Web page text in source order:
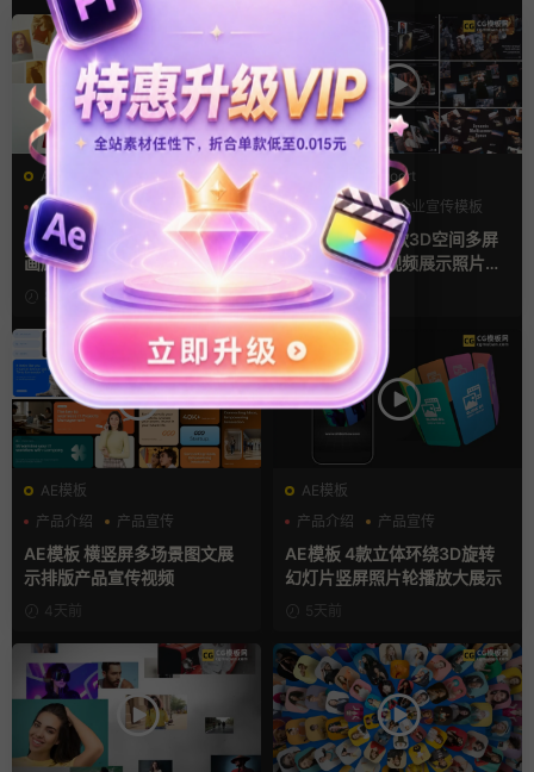
AE模板
LOGO动画
三维 幻灯片
ae相册模板 多场景照片墙堆叠
画廊幻灯片宣传视频
8小时前
PR基本图形mogrt
PR基本图形
企业宣传模板
幻灯片
Pr视频模板 10款3D空间多屏
切换开场相册视频展示照片墙
pr模板
1天前
AE模板
产品介绍
产品宣传
产品展示
AE模板 横竖屏多场景图文展
示排版产品宣传视频
4天前
AE模板
产品介绍
产品宣传
产品展示
AE模板 4款立体环绕3D旋转
幻灯片竖屏照片轮播放大展示
5天前